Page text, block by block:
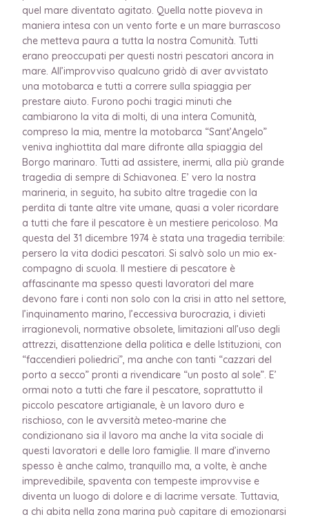
quel mare diventato agitato. Quella notte pioveva in
maniera intesa con un vento forte e un mare burrascoso
che metteva paura a tutta la nostra Comunità. Tutti
erano preoccupati per questi nostri pescatori ancora in
mare. All’improvviso qualcuno gridò di aver avvistato
una motobarca e tutti a correre sulla spiaggia per
prestare aiuto. Furono pochi tragici minuti che
cambiarono la vita di molti, di una intera Comunità,
compreso la mia, mentre la motobarca “Sant’Angelo”
veniva inghiottita dal mare difronte alla spiaggia del
Borgo marinaro. Tutti ad assistere, inermi, alla più grande
tragedia di sempre di Schiavonea. E’ vero la nostra
marineria, in seguito, ha subito altre tragedie con la
perdita di tante altre vite umane, quasi a voler ricordare
a tutti che fare il pescatore è un mestiere pericoloso. Ma
questa del 31 dicembre 1974 è stata una tragedia terribile:
persero la vita dodici pescatori. Si salvò solo un mio ex-
compagno di scuola. Il mestiere di pescatore è
affascinante ma spesso questi lavoratori del mare
devono fare i conti non solo con la crisi in atto nel settore,
l’inquinamento marino, l’eccessiva burocrazia, i divieti
irragionevoli, normative obsolete, limitazioni all’uso degli
attrezzi, disattenzione della politica e delle Istituzioni, con
“faccendieri poliedrici”, ma anche con tanti “cazzari del
porto a secco” pronti a rivendicare “un posto al sole”. E’
ormai noto a tutti che fare il pescatore, soprattutto il
piccolo pescatore artigianale, è un lavoro duro e
rischioso, con le avversità meteo-marine che
condizionano sia il lavoro ma anche la vita sociale di
questi lavoratori e delle loro famiglie. Il mare d’inverno
spesso è anche calmo, tranquillo ma, a volte, è anche
imprevedibile, spaventa con tempeste improvvise e
diventa un luogo di dolore e di lacrime versate. Tuttavia,
a chi abita nella zona marina può capitare di emozionarsi